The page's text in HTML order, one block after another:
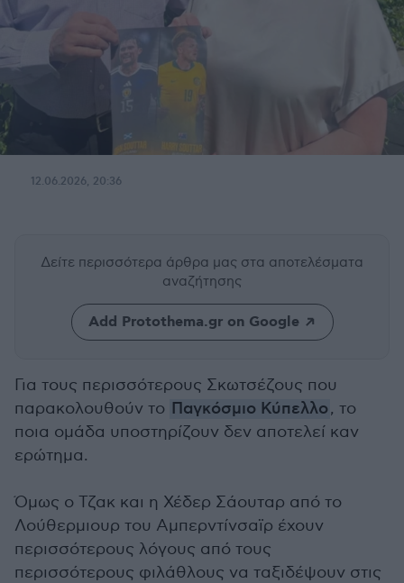
12.06.2026, 20:36
Δείτε περισσότερα άρθρα μας στα αποτελέσματα
αναζήτησης
Add Protothema.gr on Google
Για τους περισσότερους Σκωτσέζους που
παρακολουθούν το Παγκόσμιο Κύπελλο, το
ποια ομάδα υποστηρίζουν δεν αποτελεί καν
ερώτημα.
Όμως ο Τζακ και η Χέδερ Σάουταρ από το
Λούθερμιουρ του Αμπερντίνσαϊρ έχουν
περισσότερους λόγους από τους
περισσότερους φιλάθλους να ταξιδέψουν στις